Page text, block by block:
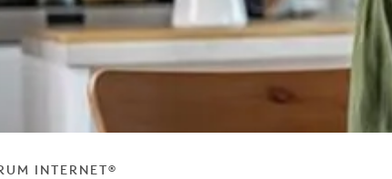
INTERNET®